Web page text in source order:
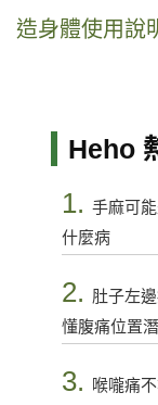
造身體使用說
Heho
1. 手麻可
什麼病
2. 肚子左
懂腹痛位置
3.
喉嚨痛